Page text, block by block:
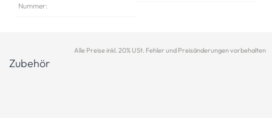
Nummer:
Alle Preise inkl. 20% USt. Fehler und Preisänderungen vorbehalten
Zubehör